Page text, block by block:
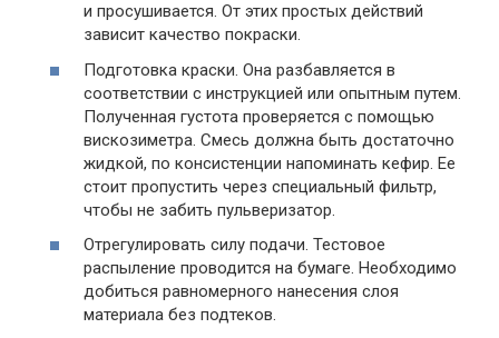
и просушивается. От этих простых действий
зависит качество покраски.
Подготовка краски. Она разбавляется в
соответствии с инструкцией или опытным путем.
Полученная густота проверяется с помощью
вискозиметра. Смесь должна быть достаточно
жидкой, по консистенции напоминать кефир. Ее
стоит пропустить через специальный фильтр,
чтобы не забить пульверизатор.
Отрегулировать силу подачи. Тестовое
распыление проводится на бумаге. Необходимо
добиться равномерного нанесения слоя
материала без подтеков.